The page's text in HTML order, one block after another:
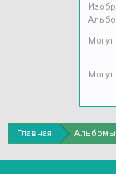
Главная Альбомы